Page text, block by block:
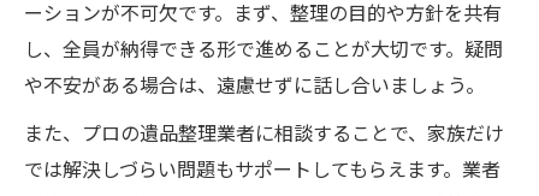
ーションが不可欠です。まず、整理の目的や方針を共有
し、全員が納得できる形で進めることが大切です。疑問
や不安がある場合は、遠慮せずに話し合いましょう。
また、プロの遺品整理業者に相談することで、家族だけ
では解決しづらい問題もサポートしてもらえます。業者